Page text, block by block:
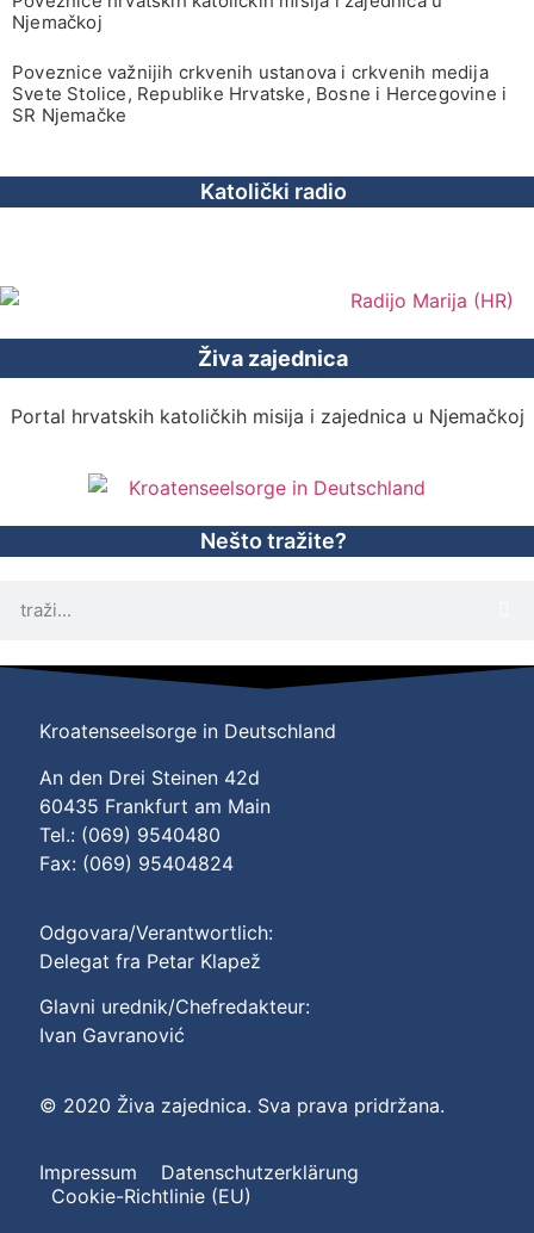
Njemačkoj
Poveznice važnijih crkvenih ustanova i crkvenih medija
Svete Stolice, Republike Hrvatske, Bosne i Hercegovine i
SR Njemačke
Katolički radio
Živa zajednica
Portal hrvatskih katoličkih misija i zajednica u Njemačkoj
Nešto tražite?
Kroatenseelsorge in Deutschland
An den Drei Steinen 42d
60435 Frankfurt am Main
Tel.: (069) 9540480
Fax: (069) 95404824
Odgovara/Verantwortlich:
Delegat fra Petar Klapež
Glavni urednik/Chefredakteur:
Ivan Gavranović
© 2020 Živa zajednica. Sva prava pridržana.
Impressum
Datenschutzerklärung
Cookie-Richtlinie (EU)